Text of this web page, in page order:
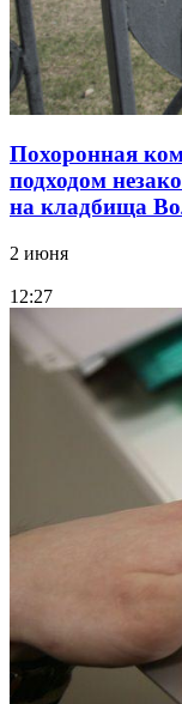
Похоронная
подходом
на кладбища
2 июня
12:27